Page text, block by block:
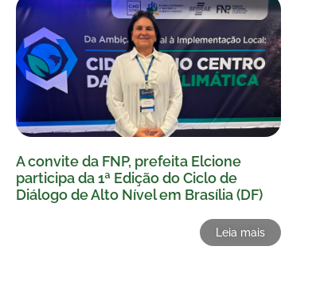
A convite da FNP, prefeita Elcione
participa da 1ª Edição do Ciclo de
Diálogo de Alto Nível em Brasília (DF)
Leia mais